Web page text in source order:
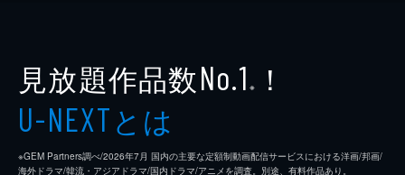
見放題作品数No.1 ※ ！
U-NEXTとは
※GEM Partners調べ/2026年7⽉ 国内の主要な定額制動画配信サービスにおける洋画/邦画/
海外ドラマ/韓流・アジアドラマ/国内ドラマ/アニメを調査。別途、有料作品あり。